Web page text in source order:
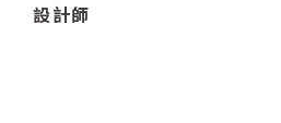
設計師